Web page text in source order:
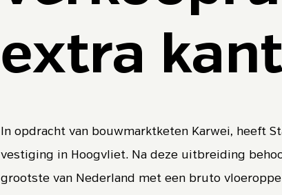
extra
In opdracht van bouwmarktketen Karwei, heeft
vestiging in Hoogvliet. Na deze uitbreiding
grootste van Nederland met een bruto